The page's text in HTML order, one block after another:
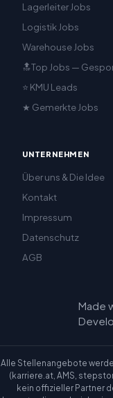
Lagerleiter Jobs
Logistik Jobs
Warehouse Jobs
🔝Top Jobs —
⭐ KMU Leads
★ Gemerkte Jobs
UNTERNEHMEN
Über uns & Die Idee
Kontakt
Impressum
Datenschutz
AGB
Made
Alle Stellenangebote
(karriere.at, AMS,
kein offizieller Partner